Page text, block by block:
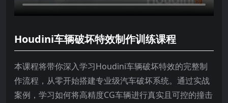
Houdini车辆破坏特效制作训练课程
本课程将带你深入学习Houdini车辆破坏特效的完整制
作流程，从零开始搭建专业级汽车破坏系统。通过实战
案例，学习如何将高精度CG车辆进行真实且可控的撞击